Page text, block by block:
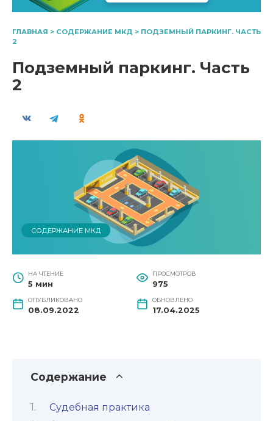
ГЛАВНАЯ > СОДЕРЖАНИЕ МКД > ПОДЗЕМНЫЙ ПАРКИНГ. ЧАСТЬ
2
Подземный паркинг. Часть
2
СОДЕРЖАНИЕ МКД
НА ЧТЕНИЕ
5 мин
ПРОСМОТРОВ
975
ОПУБЛИКОВАНО
08.09.2022
ОБНОВЛЕНО
17.04.2025
Содержание
Судебная практика